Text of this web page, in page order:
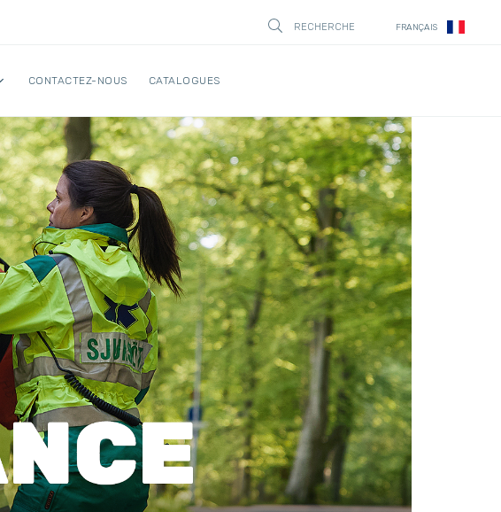
RECHERCHE FRANÇAIS
CONTACTEZ-NOUS CATALOGUES